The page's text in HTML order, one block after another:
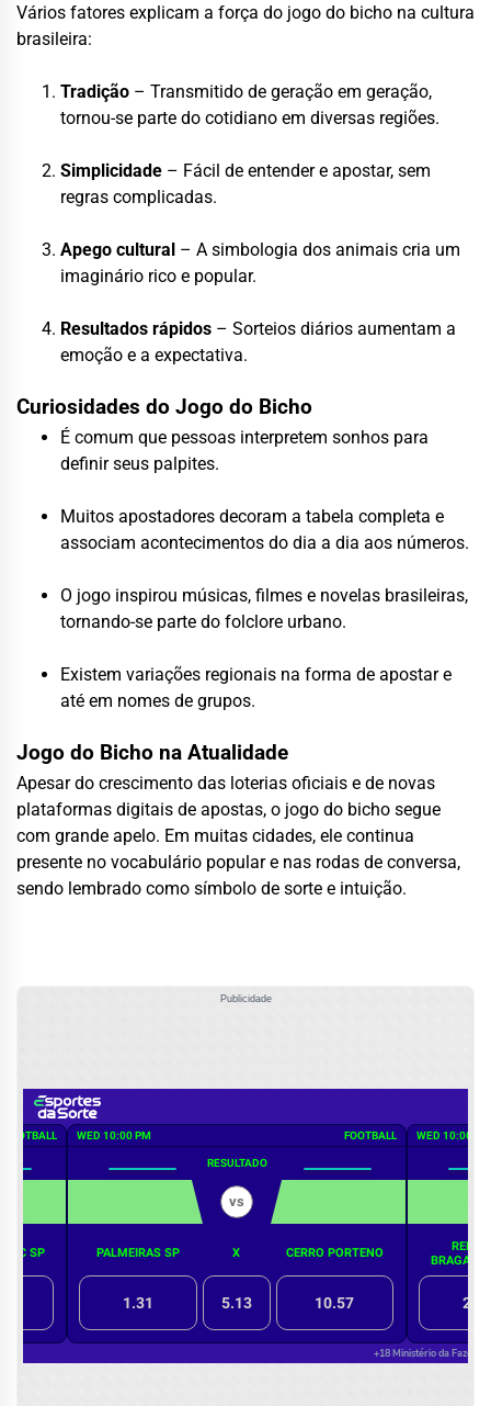
Vários fatores explicam a força do jogo do bicho na cultura
brasileira:
Tradição – Transmitido de geração em geração,
tornou-se parte do cotidiano em diversas regiões.
Simplicidade – Fácil de entender e apostar, sem
regras complicadas.
Apego cultural – A simbologia dos animais cria um
imaginário rico e popular.
Resultados rápidos – Sorteios diários aumentam a
emoção e a expectativa.
Curiosidades do Jogo do Bicho
É comum que pessoas interpretem sonhos para
definir seus palpites.
Muitos apostadores decoram a tabela completa e
associam acontecimentos do dia a dia aos números.
O jogo inspirou músicas, filmes e novelas brasileiras,
tornando-se parte do folclore urbano.
Existem variações regionais na forma de apostar e
até em nomes de grupos.
Jogo do Bicho na Atualidade
Apesar do crescimento das loterias oficiais e de novas
plataformas digitais de apostas, o jogo do bicho segue
com grande apelo. Em muitas cidades, ele continua
presente no vocabulário popular e nas rodas de conversa,
sendo lembrado como símbolo de sorte e intuição.
Publicidade